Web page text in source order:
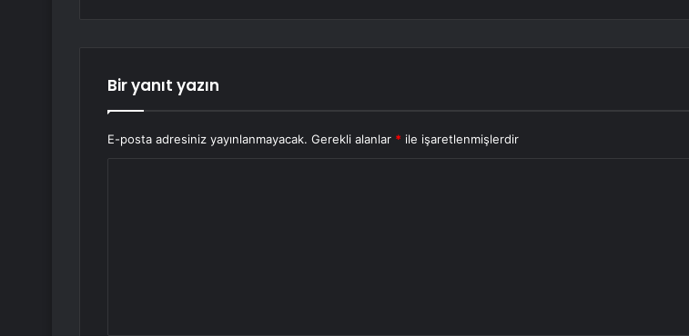
Bir yanıt yazın
E-posta adresiniz yayınlanmayacak. Gerekli alanlar * ile işaretlenmişlerdir